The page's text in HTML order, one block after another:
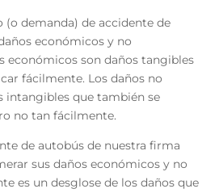
(o demanda) de accidente de
económicos y no
económicos son daños tangibles
fácilmente. Los daños no
intangibles que también se
no tan fácilmente.
de autobús de nuestra firma
sus daños económicos y no
es un desglose de los daños que